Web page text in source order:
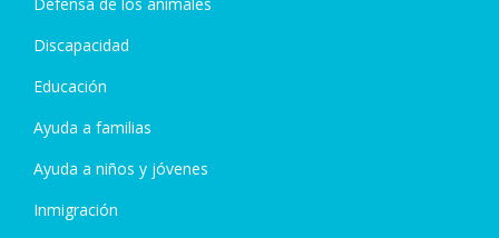
Discapacidad
Educación
Ayuda a familias
Ayuda a niños y jóvenes
Inmigración